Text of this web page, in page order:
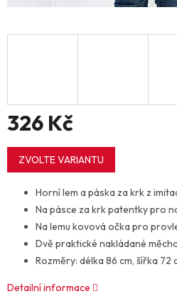
326 Kč
Měrná
cena:
ZVOLTE VARIANTU
Horní lem a páska za krk z
Na pásce za krk patentky pro
Na lemu kovová očka pro
Dvě praktické nakládané
Rozměry: délka 86 cm, šířka 72
Detailní informace